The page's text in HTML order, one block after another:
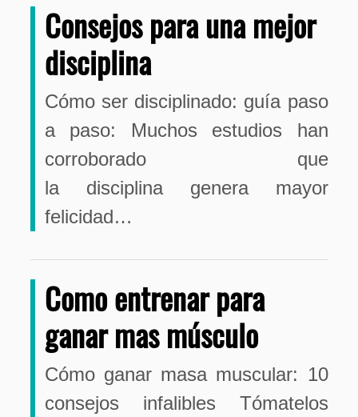
Consejos para una mejor
disciplina
Cómo ser disciplinado: guía paso
a paso: Muchos estudios han
corroborado que
la disciplina genera mayor
felicidad…
Como entrenar para
ganar mas músculo
Cómo ganar masa muscular: 10
consejos infalibles Tómatelos